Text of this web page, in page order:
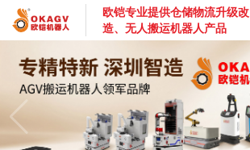
欧铠专业提供仓储物流升级改
造、无人搬运机器人产品